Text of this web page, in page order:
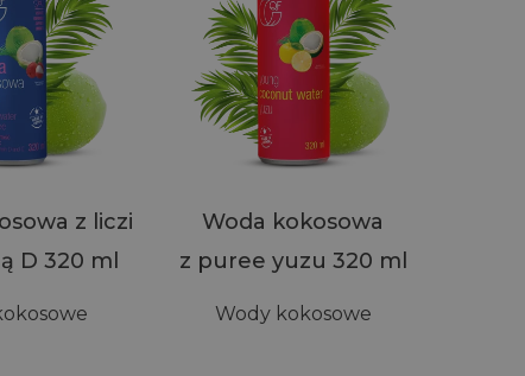
z liczi
D 320 ml
Woda kokosowa
z puree yuzu 320 ml
Wody kokosowe